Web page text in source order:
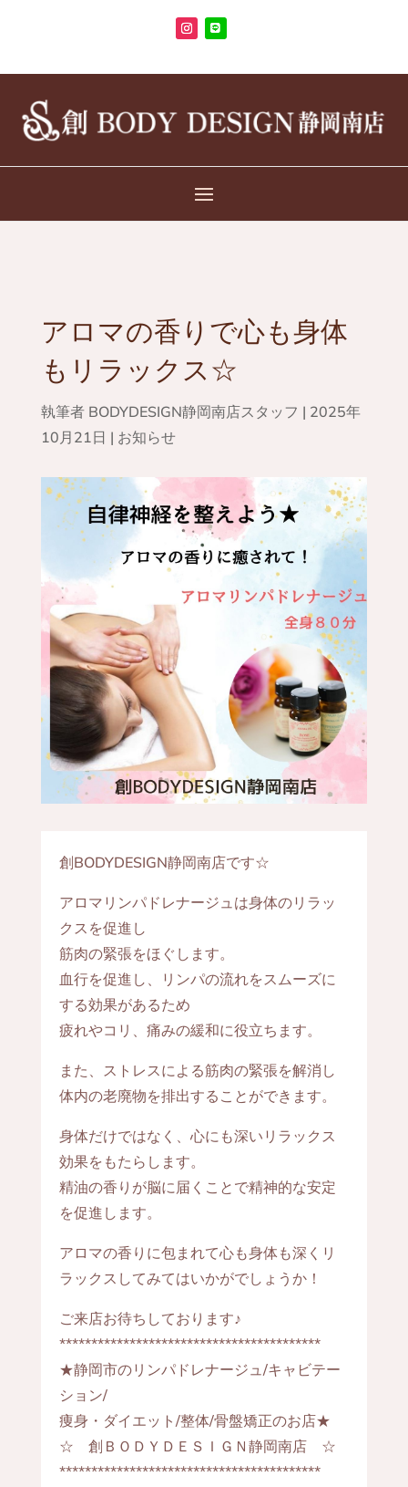
アロマの香りで心も身体
もリラックス☆
執筆者 BODYDESIGN静岡南店スタッフ | 2025年
10月21日 | お知らせ
創BODYDESIGN静岡南店です☆
アロマリンパドレナージュは身体のリラッ
クスを促進し
筋肉の緊張をほぐします。
血行を促進し、リンパの流れをスムーズに
する効果があるため
疲れやコリ、痛みの緩和に役立ちます。
また、ストレスによる筋肉の緊張を解消し
体内の老廃物を排出することができます。
身体だけではなく、心にも深いリラックス
効果をもたらします。
精油の香りが脳に届くことで精神的な安定
を促進します。
アロマの香りに包まれて心も身体も深くリ
ラックスしてみてはいかがでしょうか！
ご来店お待ちしております♪
*****************************************
★静岡市のリンパドレナージュ/キャビテー
ション/
痩身・ダイエット/整体/骨盤矯正のお店★
☆ 創ＢＯＤＹＤＥＳＩＧＮ静岡南店 ☆
*****************************************